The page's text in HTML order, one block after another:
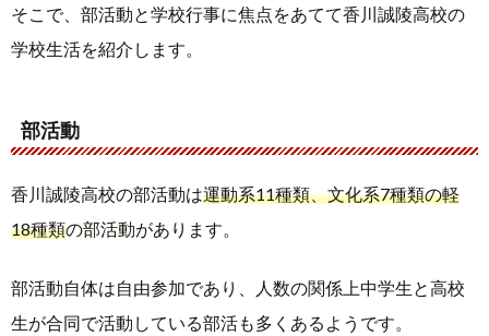
そこで、部活動と学校行事に焦点をあてて香川誠陵高校の
学校生活を紹介します。
部活動
香川誠陵高校の部活動は運動系11種類、文化系7種類の軽
18種類の部活動があります。
部活動自体は自由参加であり、人数の関係上中学生と高校
生が合同で活動している部活も多くあるようです。